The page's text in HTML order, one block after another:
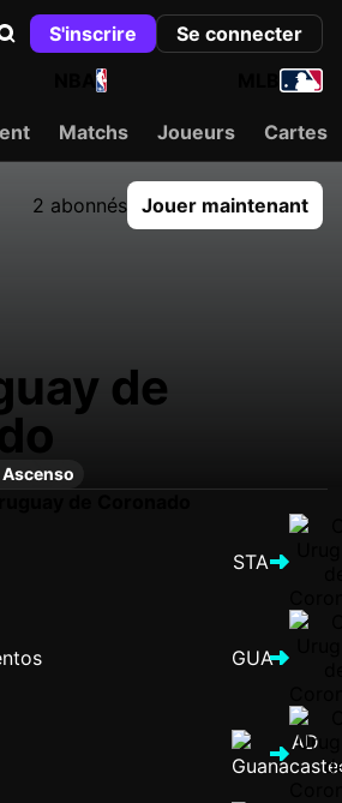
S'inscrire
Se connecter
NBA
Matchs Joueurs Cartes
2 abonnés Jouer maintenant
de
STA
GUA